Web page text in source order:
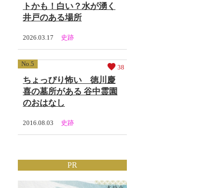
トかも！白い？水が湧く
井戸のある場所
2026.03.17 史跡
38
ちょっぴり怖い 徳川慶
喜の墓所がある 谷中霊園
のおはなし
2016.08.03 史跡
PR